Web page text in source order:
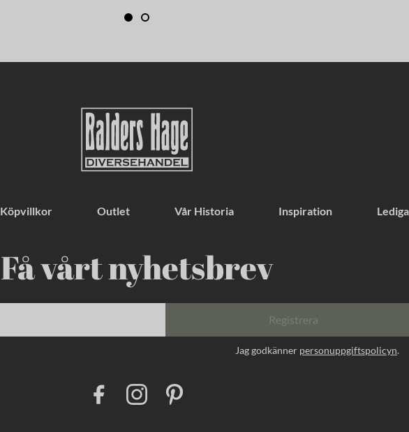
Köpvillkor Outlet Vår Historia Inspiration
Få vårt nyhetsbrev
Registrera
Jag godkänner personuppgiftspolicyn.
I
n